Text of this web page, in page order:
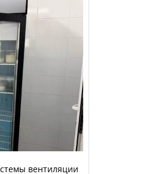
вентиляции